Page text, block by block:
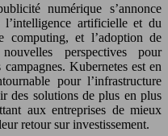
numérique s’annonce
l’intelligence artificielle et du
computing, et l’adoption de
perspectives pour
Kubernetes est en
pour l’infrastructure
des solutions de plus en plus
aux entreprises de mieux
retour sur investissement.